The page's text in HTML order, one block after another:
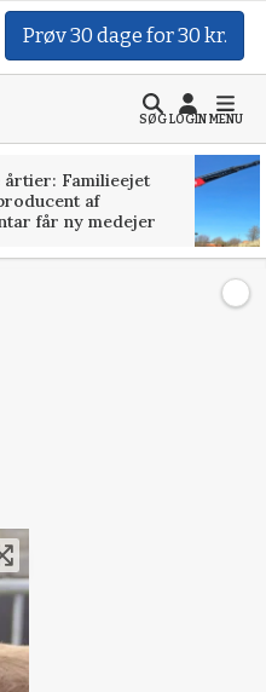
Prøv 30 dage for 30 kr.
SØGLOGINMENU
Familieejet
af
får ny medejer